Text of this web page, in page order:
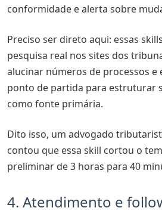
conformidade e alerta sobre
Preciso ser direto aqui: essas
pesquisa real nos sites dos
alucinar números de processos e
ponto de partida para estruturar
como fonte primária.
Dito isso, um advogado
contou que essa skill cortou o
preliminar de 3 horas para 40
4. Atendimento e